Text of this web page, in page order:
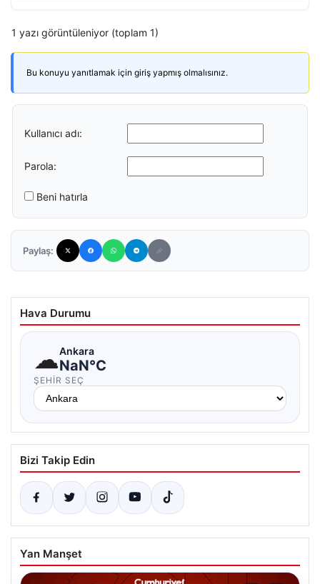
1 yazı görüntüleniyor (toplam 1)
Bu konuyu yanıtlamak için giriş yapmış olmalısınız.
Kullanıcı adı:
Parola:
Beni hatırla
Paylaş:
Hava Durumu
☁Ankara
NaN°C
ŞEHIR SEÇ
Bizi Takip Edin
Yan Manşet